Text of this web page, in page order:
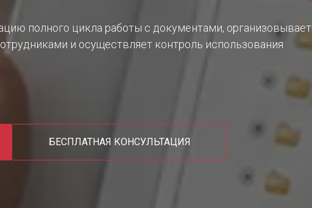
полного цикла работы с документами, организовывает
и осуществляет контроль использования
БЕСПЛАТНАЯ КОНСУЛЬТАЦИЯ